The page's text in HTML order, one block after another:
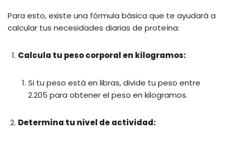
Para esto, existe una fórmula básica que te ayudará a
calcular tus necesidades diarias de proteína:
Calcula tu peso corporal en kilogramos:
Si tu peso está en libras, divide tu peso entre
2.205 para obtener el peso en kilogramos.
Determina tu nivel de actividad: